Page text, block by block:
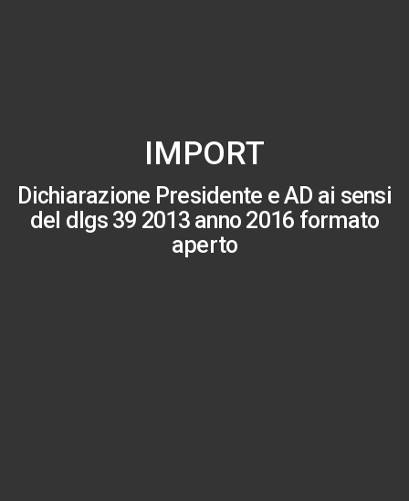
IMPORT
Dichiarazione Presidente e AD ai sensi
del dlgs 39 2013 anno 2016 formato
aperto